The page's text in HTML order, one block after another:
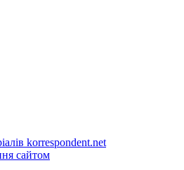
korrespondent.net
сайтом